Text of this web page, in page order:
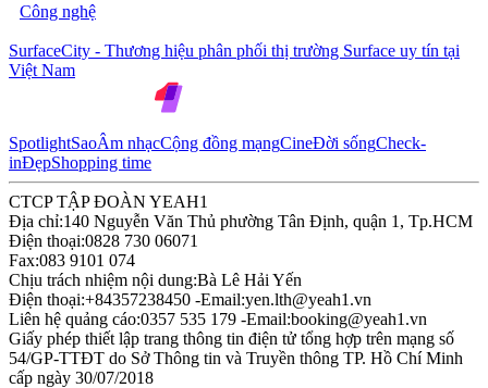
Công nghệ
SurfaceCity - Thương hiệu phân phối thị trường Surface uy tín tại
Việt Nam
SpotlightSaoÂm nhạcCộng đồng mạngCineĐời sốngCheck-
inĐẹpShopping time
CTCP TẬP ĐOÀN YEAH1
Địa chỉ:140 Nguyễn Văn Thủ phường Tân Định, quận 1, Tp.HCM
Điện thoại:0828 730 06071
Fax:083 9101 074
Chịu trách nhiệm nội dung:Bà Lê Hải Yến
Điện thoại:+84357238450 -Email:yen.lth@yeah1.vn
Liên hệ quảng cáo:0357 535 179 -Email:booking@yeah1.vn
Giấy phép thiết lập trang thông tin điện tử tổng hợp trên mạng số
54/GP-TTĐT do Sở Thông tin và Truyền thông TP. Hồ Chí Minh
cấp ngày 30/07/2018